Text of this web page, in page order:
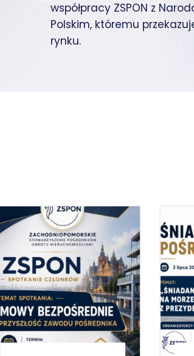
współpracy ZSPON z
Polskim, któremu
rynku.